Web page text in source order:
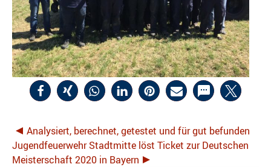
Analysiert, berechnet, getestet und für gut befunden
Jugendfeuerwehr Stadtmitte löst Ticket zur Deutschen
Meisterschaft 2020 in Bayern